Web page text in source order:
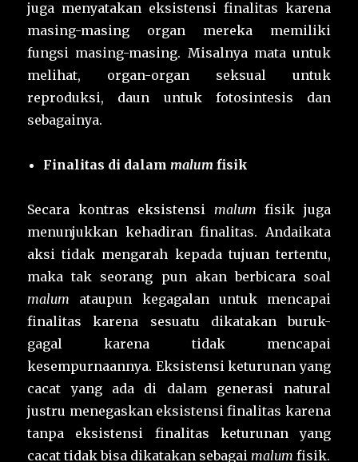
juga menyatakan eksistensi finalitas karena
masing-masing organ mereka memiliki
fungsi masing-masing. Misalnya mata untuk
melihat, organ-organ seksual untuk
reproduksi, daun untuk fotosintesis dan
sebagainya.
Finalitas di dalam malum fisik
Secara kontras eksistensi malum fisik juga
menunjukkan kehadiran finalitas. Andaikata
aksi tidak mengarah kepada tujuan tertentu,
maka tak seorang pun akan berbicara soal
malum ataupun kegagalan untuk mencapai
finalitas karena sesuatu dikatakan buruk-
gagal karena tidak mencapai
kesempurnaannya. Eksistensi keturunan yang
cacat yang ada di dalam generasi natural
justru menegaskan eksistensi finalitas karena
tanpa eksistensi finalitas keturunan yang
cacat tidak bisa dikatakan sebagai malumfisik.